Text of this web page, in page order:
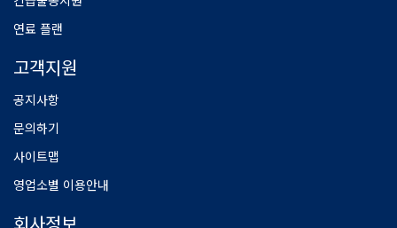
연료 플랜
고객지원
공지사항
문의하기
사이트맵
영업소별 이용안내